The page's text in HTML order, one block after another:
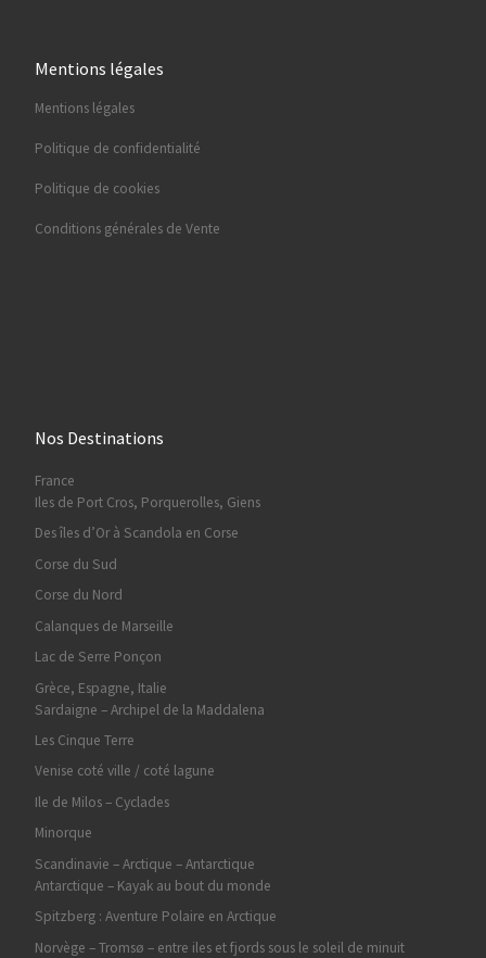
Mentions légales
Mentions légales
Politique de confidentialité
Politique de cookies
Conditions générales de Vente
Nos Destinations
France
Iles de Port Cros, Porquerolles, Giens
Des îles d’Or à Scandola en Corse
Corse du Sud
Corse du Nord
Calanques de Marseille
Lac de Serre Ponçon
Grèce, Espagne, Italie
Sardaigne – Archipel de la Maddalena
Les Cinque Terre
Venise coté ville / coté lagune
Ile de Milos – Cyclades
Minorque
Scandinavie – Arctique – Antarctique
Antarctique – Kayak au bout du monde
Spitzberg : Aventure Polaire en Arctique
Norvège – Tromsø – entre iles et fjords sous le soleil de minuit